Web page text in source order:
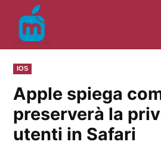
contenuto
PUBBLICATO
IN
IOS
Apple spiega
preserverà la
utenti in Safari